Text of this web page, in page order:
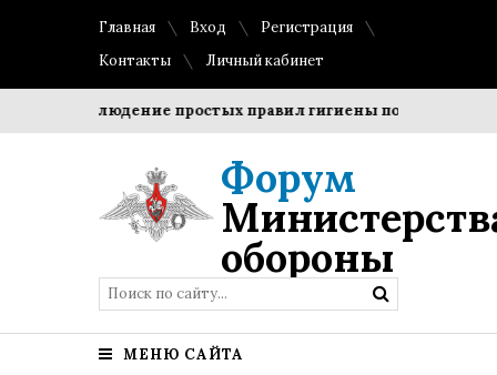
Главная Вход
Регистрация
Контакты
Личный кабинет
Соблюдение простых правил гигиены помогает
Форум
обороны
МЕНЮ САЙТА